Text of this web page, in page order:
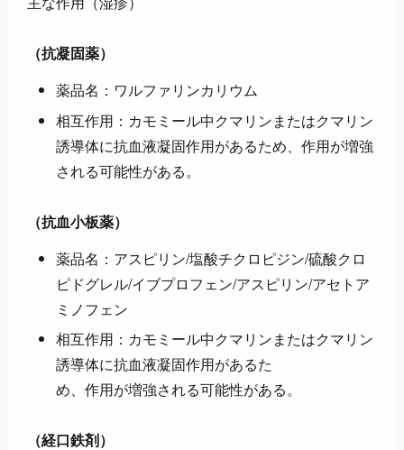
（抗凝固薬）
薬品名：ワルファリンカリウム
相互作用：カモミール中クマリンまたはクマリン
誘導体に抗血液凝固作用があるため、作用が増強
される可能性がある。
（抗血小板薬）
薬品名：アスピリン/塩酸チクロピジン/硫酸クロ
ピドグレル/イブプロフェン/アスピリン/アセトア
ミノフェン
相互作用：カモミール中クマリンまたはクマリン
誘導体に抗血液凝固作用があるた
め、作用が増強される可能性がある。
（経口鉄剤）